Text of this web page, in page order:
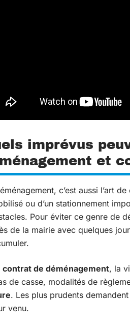
imprévus
et
c’est aussi l’art
ou d’un stationnement
Pour éviter ce genre de
de la mairie avec quelques
contrat de déménagement, la
de casse, modalités de
. Les plus prudents
venu.